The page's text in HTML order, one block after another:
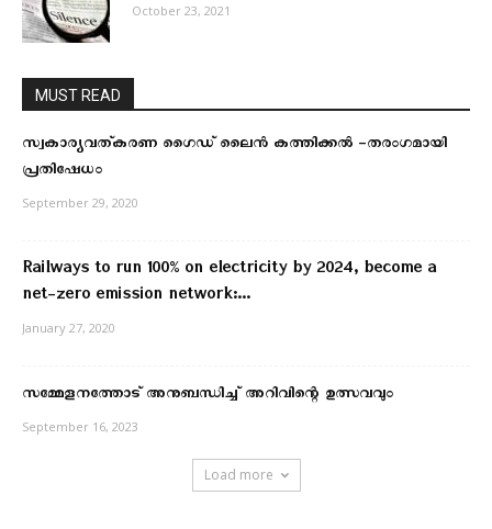
October 23, 2021
MUST READ
സ്വകാര്യവത്കരണ ഗൈഡ് ലൈൻ കത്തിക്കൽ -തരംഗമായി
പ്രതിഷേധം
September 29, 2020
Railways to run 100% on electricity by 2024, become a
net-zero emission network:...
January 27, 2020
സമ്മേളനത്തോട് അനുബന്ധിച്ച് അറിവിന്റെ ഉത്സവവും
September 16, 2023
Load more